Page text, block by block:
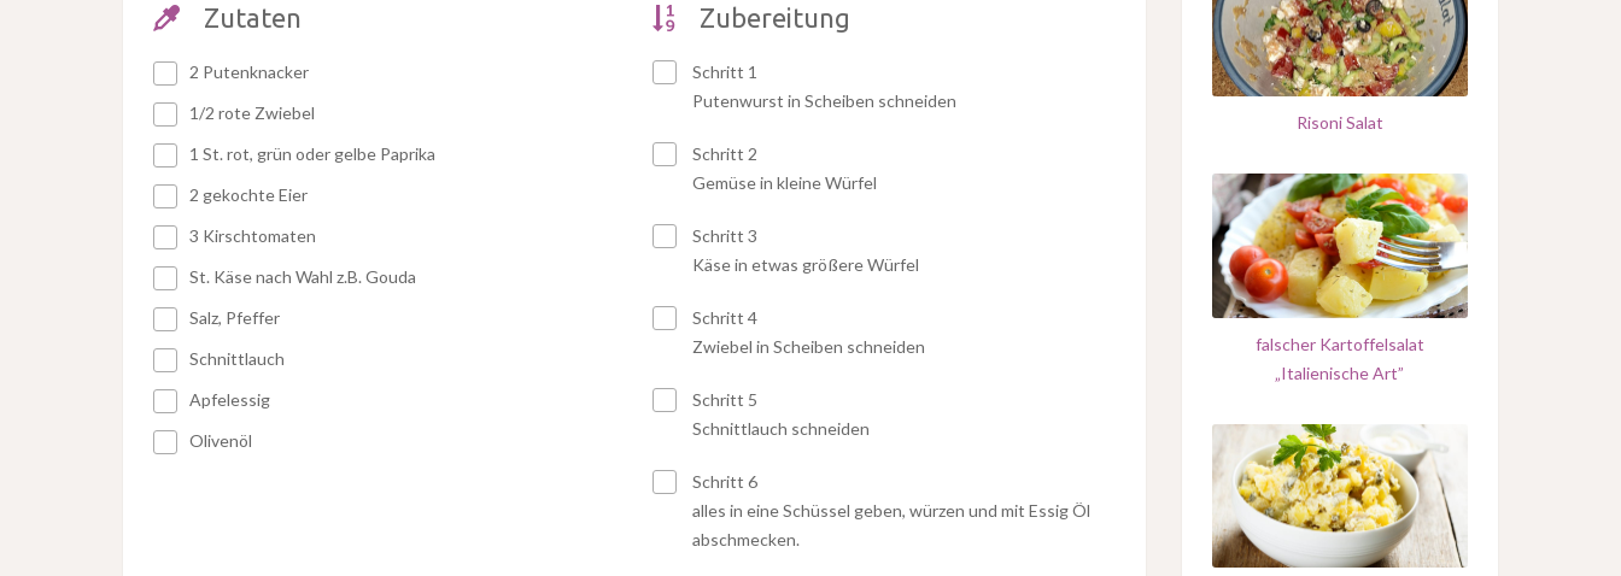
Zutaten
2 Putenknacker
1/2 rote Zwiebel
1 St. rot, grün oder gelbe Paprika
2 gekochte Eier
3 Kirschtomaten
St. Käse nach Wahl z.B. Gouda
Salz, Pfeffer
Schnittlauch
Apfelessig
Olivenöl
Zubereitung
Schritt 1
Putenwurst in Scheiben schneiden
Schritt 2
Gemüse in kleine Würfel
Schritt 3
Käse in etwas größere Würfel
Schritt 4
Zwiebel in Scheiben schneiden
Schritt 5
Schnittlauch schneiden
Schritt 6
alles in eine Schüssel geben, würzen und mit Essig Öl
abschmecken.
Risoni Salat
falscher Kartoffelsalat
„Italienische Art”